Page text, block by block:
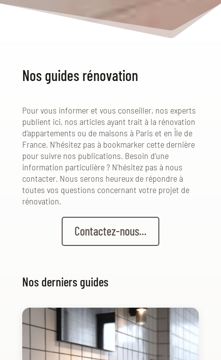
Nos guides rénovation
Pour vous informer et vous conseiller, nos experts
publient ici, nos articles ayant trait à la rénovation
d’appartements ou de maisons à Paris et en Île de
France. N’hésitez pas à bookmarker cette dernière
pour suivre nos publications. Besoin d’une
information particulière ? N’hésitez pas à nous
contacter. Nous serons heureux de répondre à
toutes vos questions concernant votre projet de
rénovation.
Contactez-nous...
Nos derniers guides